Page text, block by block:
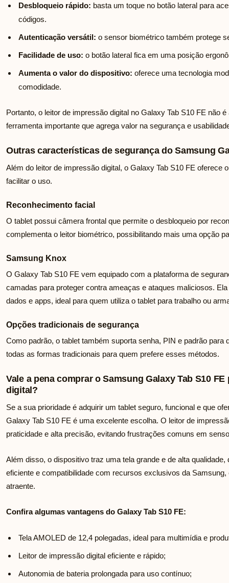
Desbloqueio rápido: basta um toque no botão lateral para
códigos.
Autenticação versátil: o sensor biométrico também protege
Facilidade de uso: o botão lateral fica em uma posição
Aumenta o valor do dispositivo: oferece uma tecnologia
comodidade.
Portanto, o leitor de impressão digital no Galaxy Tab S10 FE não
ferramenta importante que agrega valor na segurança e
Outras características de segurança do Samsung
Além do leitor de impressão digital, o Galaxy Tab S10 FE oferece
facilitar o uso.
Reconhecimento facial
O tablet possui câmera frontal que permite o desbloqueio por
complementa o leitor biométrico, possibilitando mais uma opção
Samsung Knox
O Galaxy Tab S10 FE vem equipado com a plataforma de
camadas para proteger contra ameaças e ataques maliciosos.
dados e apps, ideal para quem utiliza o tablet para trabalho ou
Opções tradicionais de segurança
Como padrão, o tablet também suporta senha, PIN e padrão para
todas as formas tradicionais para quem prefere esses métodos.
Vale a pena comprar o Samsung Galaxy Tab S10
digital?
Se a sua prioridade é adquirir um tablet seguro, funcional e que
Galaxy Tab S10 FE é uma excelente escolha. O leitor de
praticidade e alta precisão, evitando frustrações comuns em
Além disso, o dispositivo traz uma tela grande e de alta
eficiente e compatibilidade com recursos exclusivos da
atraente.
Confira algumas vantagens do Galaxy Tab S10 FE:
Tela AMOLED de 12,4 polegadas, ideal para multimídia e
Leitor de impressão digital eficiente e rápido;
Autonomia de bateria prolongada para uso contínuo;